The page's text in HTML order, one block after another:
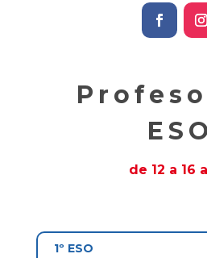
ESO
de 12 a 16
1º ESO